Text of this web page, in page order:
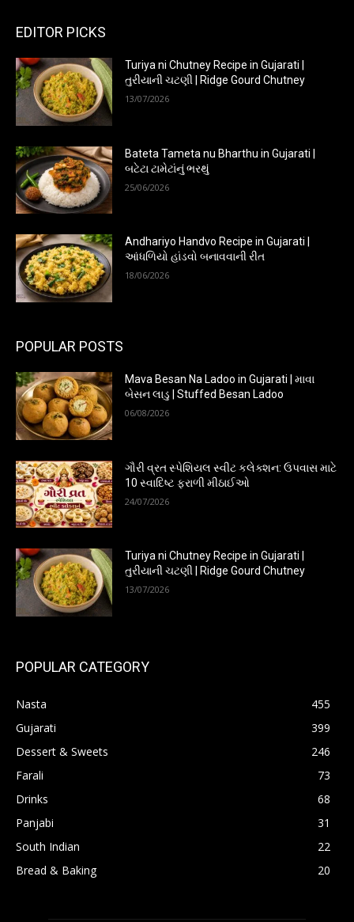
EDITOR PICKS
Turiya ni Chutney Recipe in Gujarati |
તુરીયાની ચટણી | Ridge Gourd Chutney
13/07/2026
Bateta Tameta nu Bharthu in Gujarati |
બટેટા ટામેટાંનું ભરથું
25/06/2026
Andhariyo Handvo Recipe in Gujarati |
આંધળિયો હાંડવો બનાવવાની રીત
18/06/2026
POPULAR POSTS
Mava Besan Na Ladoo in Gujarati | માવા
બેસન લાડુ | Stuffed Besan Ladoo
06/08/2026
ગૌરી વ્રત સ્પેશિયલ સ્વીટ કલેક્શન: ઉપવાસ માટે
10 સ્વાદિષ્ટ ફરાળી મીઠાઈઓ
24/07/2026
Turiya ni Chutney Recipe in Gujarati |
તુરીયાની ચટણી | Ridge Gourd Chutney
13/07/2026
POPULAR CATEGORY
Nasta
455
Gujarati
399
Dessert & Sweets
246
Farali
73
Drinks
68
Panjabi
31
South Indian
22
Bread & Baking
20